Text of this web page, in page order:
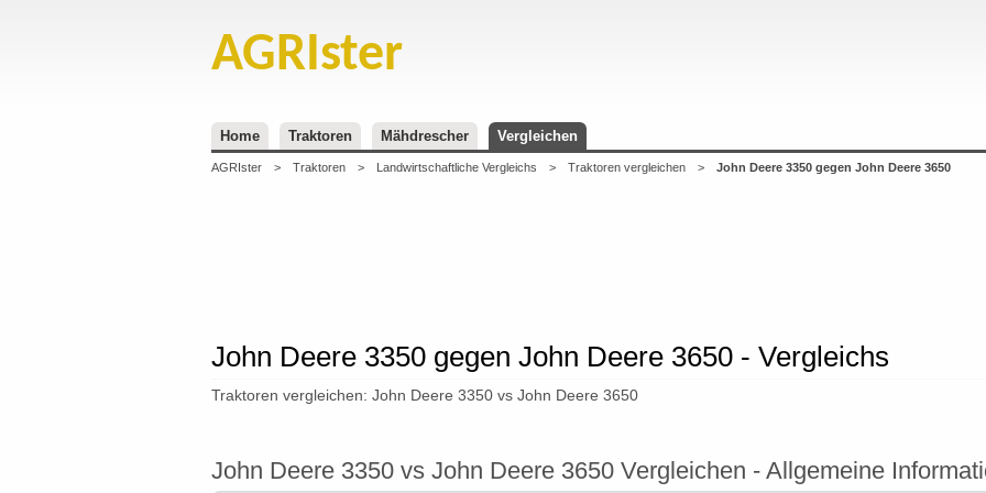
AGRIster
Home Traktoren Mähdrescher Vergleichen
AGRIster > Traktoren > Landwirtschaftliche Vergleichs > Traktoren vergleichen > John Deere 3350 gegen John Deere 3650
John Deere 3350 gegen John Deere 3650 - Vergleichs
Traktoren vergleichen: John Deere 3350 vs John Deere 3650
John Deere 3350 vs John Deere 3650 Vergleichen - Allgemeine